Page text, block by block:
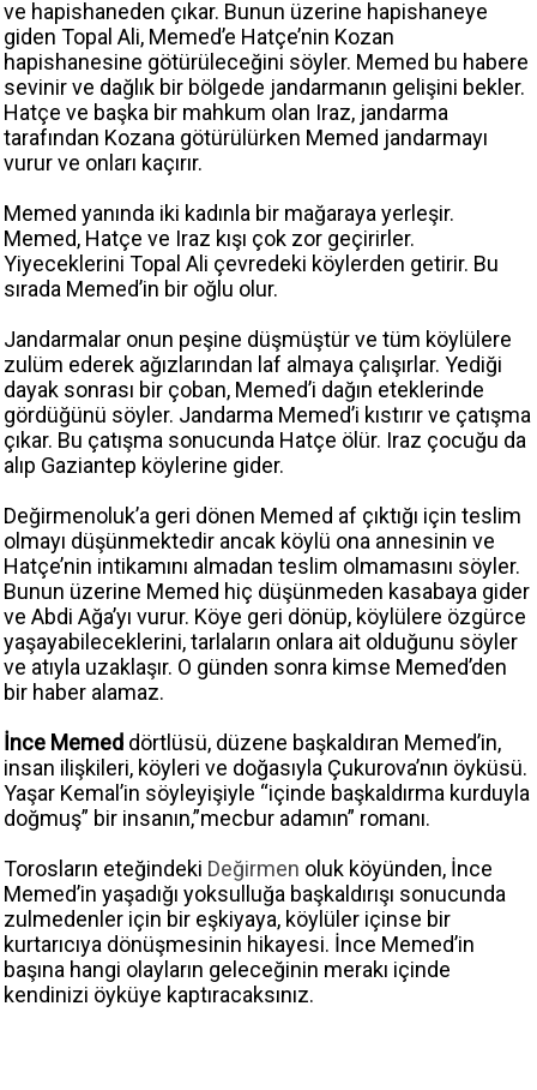
ve hapishaneden çıkar. Bunun üzerine hapishaneye
giden Topal Ali, Memed’e Hatçe’nin Kozan
hapishanesine götürüleceğini söyler. Memed bu habere
sevinir ve dağlık bir bölgede jandarmanın gelişini bekler.
Hatçe ve başka bir mahkum olan Iraz, jandarma
tarafından Kozana götürülürken Memed jandarmayı
vurur ve onları kaçırır.
Memed yanında iki kadınla bir mağaraya yerleşir.
Memed, Hatçe ve Iraz kışı çok zor geçirirler.
Yiyeceklerini Topal Ali çevredeki köylerden getirir. Bu
sırada Memed’in bir oğlu olur.
Jandarmalar onun peşine düşmüştür ve tüm köylülere
zulüm ederek ağızlarından laf almaya çalışırlar. Yediği
dayak sonrası bir çoban, Memed’i dağın eteklerinde
gördüğünü söyler. Jandarma Memed’i kıstırır ve çatışma
çıkar. Bu çatışma sonucunda Hatçe ölür. Iraz çocuğu da
alıp Gaziantep köylerine gider.
Değirmenoluk’a geri dönen Memed af çıktığı için teslim
olmayı düşünmektedir ancak köylü ona annesinin ve
Hatçe’nin intikamını almadan teslim olmamasını söyler.
Bunun üzerine Memed hiç düşünmeden kasabaya gider
ve Abdi Ağa’yı vurur. Köye geri dönüp, köylülere özgürce
yaşayabileceklerini, tarlaların onlara ait olduğunu söyler
ve atıyla uzaklaşır. O günden sonra kimse Memed’den
bir haber alamaz.
İnce Memed dörtlüsü, düzene başkaldıran Memed’in,
insan ilişkileri, köyleri ve doğasıyla Çukurova’nın öyküsü.
Yaşar Kemal’in söyleyişiyle “içinde başkaldırma kurduyla
doğmuş” bir insanın,”mecbur adamın” romanı.
Torosların eteğindeki Değirmen oluk köyünden, İnce
Memed’in yaşadığı yoksulluğa başkaldırışı sonucunda
zulmedenler için bir eşkiyaya, köylüler içinse bir
kurtarıcıya dönüşmesinin hikayesi. İnce Memed’in
başına hangi olayların geleceğinin merakı içinde
kendinizi öyküye kaptıracaksınız.